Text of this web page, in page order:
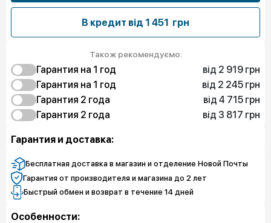
В кредит від 1 451 грн
Також рекомендуємо:
Гарантия на 1 год
від 2 919 грн
Защита от дефектов
2 919 грн
Защита экрана
5 613 грн
Гарантия на 1 год
від 2 245 грн
Защита от дефектов
2 245 грн
Защита экрана
4 041 грн
Гарантия 2 года
від 4 715 грн
Защита от дефектов
4 715 грн
Гарантия 2 года
від 3 817 грн
Защита экрана
Гарантия и доставка:
Бесплатная доставка в магазин и отделение Новой Почты
Гарантия от производителя и магазина до 2 лет
Быстрый обмен и возврат в течение 14 дней
Особенности: